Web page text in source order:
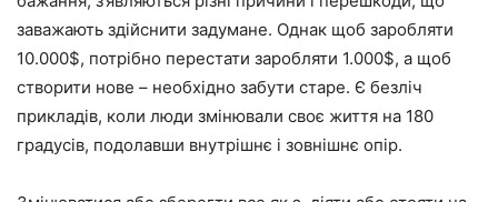
заважають здійснити задумане. Однак щоб заробляти
10.000$, потрібно перестати заробляти 1.000$, а щоб
створити нове – необхідно забути старе. Є безліч
прикладів, коли люди змінювали своє життя на 180
градусів, подолавши внутрішнє і зовнішнє опір.